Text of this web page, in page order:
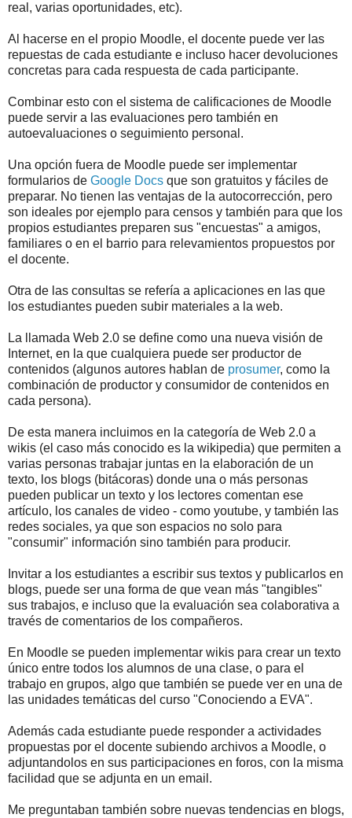
real, varias oportunidades, etc).
Al hacerse en el propio Moodle, el docente puede ver las
repuestas de cada estudiante e incluso hacer devoluciones
concretas para cada respuesta de cada participante.
Combinar esto con el sistema de calificaciones de Moodle
puede servir a las evaluaciones pero también en
autoevaluaciones o seguimiento personal.
Una opción fuera de Moodle puede ser implementar
formularios de Google Docs que son gratuitos y fáciles de
preparar. No tienen las ventajas de la autocorrección, pero
son ideales por ejemplo para censos y también para que los
propios estudiantes preparen sus "encuestas" a amigos,
familiares o en el barrio para relevamientos propuestos por
el docente.
Otra de las consultas se refería a aplicaciones en las que
los estudiantes pueden subir materiales a la web.
La llamada Web 2.0 se define como una nueva visión de
Internet, en la que cualquiera puede ser productor de
contenidos (algunos autores hablan de prosumer, como la
combinación de productor y consumidor de contenidos en
cada persona).
De esta manera incluimos en la categoría de Web 2.0 a
wikis (el caso más conocido es la wikipedia) que permiten a
varias personas trabajar juntas en la elaboración de un
texto, los blogs (bitácoras) donde una o más personas
pueden publicar un texto y los lectores comentan ese
artículo, los canales de video - como youtube, y también las
redes sociales, ya que son espacios no solo para
"consumir" información sino también para producir.
Invitar a los estudiantes a escribir sus textos y publicarlos en
blogs, puede ser una forma de que vean más "tangibles"
sus trabajos, e incluso que la evaluación sea colaborativa a
través de comentarios de los compañeros.
En Moodle se pueden implementar wikis para crear un texto
único entre todos los alumnos de una clase, o para el
trabajo en grupos, algo que también se puede ver en una de
las unidades temáticas del curso "Conociendo a EVA".
Además cada estudiante puede responder a actividades
propuestas por el docente subiendo archivos a Moodle, o
adjuntandolos en sus participaciones en foros, con la misma
facilidad que se adjunta en un email.
Me preguntaban también sobre nuevas tendencias en blogs,